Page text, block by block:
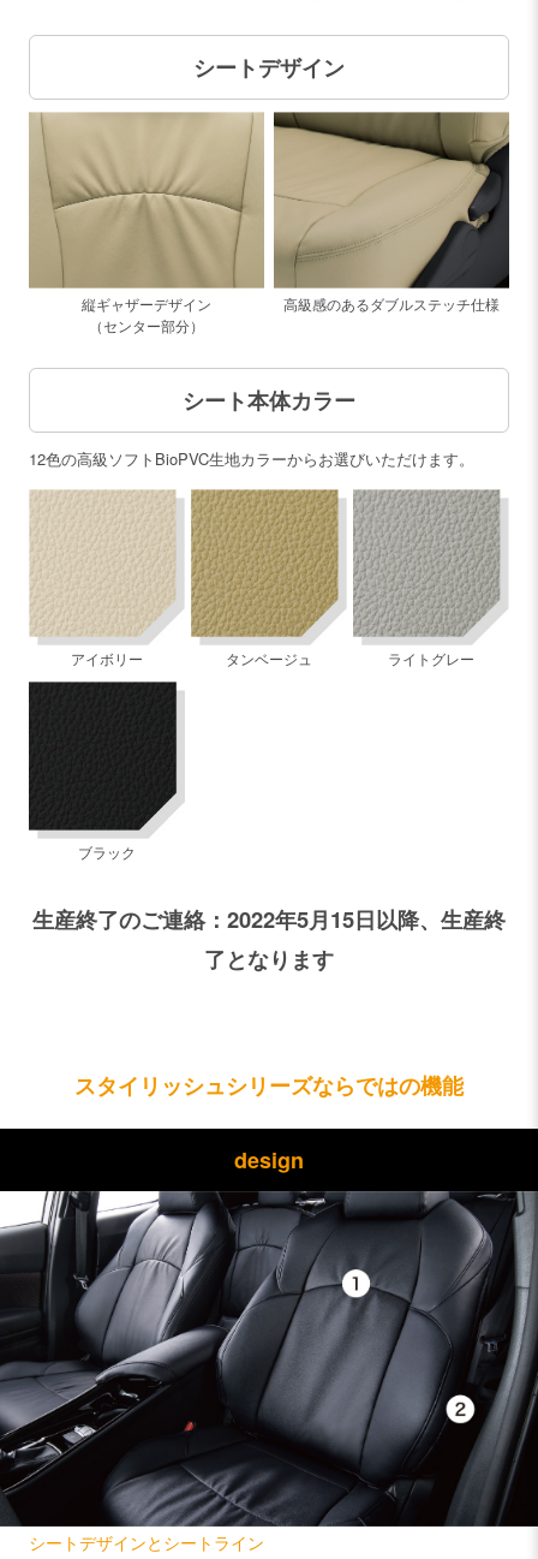
シートデザイン
縦ギャザーデザイン
（センター部分）
高級感のあるダブルステッチ仕様
シート本体カラー
12色の高級ソフトBioPVC生地カラーからお選びいただけます。
アイボリー タンベージュ ライトグレー
ブラック
生産終了のご連絡：2022年5月15日以降、生産終
了となります
スタイリッシュシリーズならではの機能
design
シートデザインとシートライン